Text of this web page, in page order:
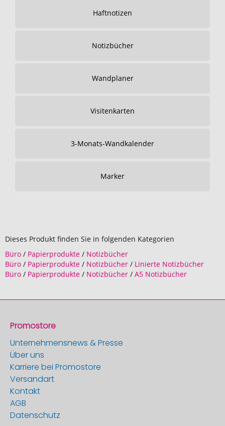
Haftnotizen
Notizbücher
Wandplaner
Visitenkarten
3-Monats-Wandkalender
Marker
Dieses Produkt finden Sie in folgenden Kategorien
Büro / Papierprodukte / Notizbücher
Büro / Papierprodukte / Notizbücher / Linierte Notizbücher
Büro / Papierprodukte / Notizbücher / A5 Notizbücher
Promostore
Unternehmensnews & Presse
Über uns
Karriere bei Promostore
Versandart
Kontakt
AGB
Datenschutz